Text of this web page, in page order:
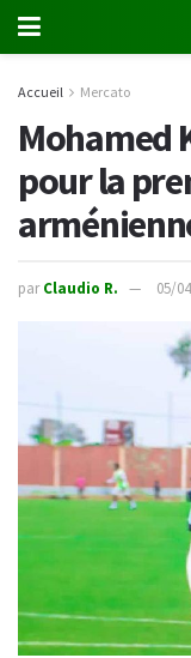
Accueil Mercato
Mohamed
pour la
par Claudio R. 05/